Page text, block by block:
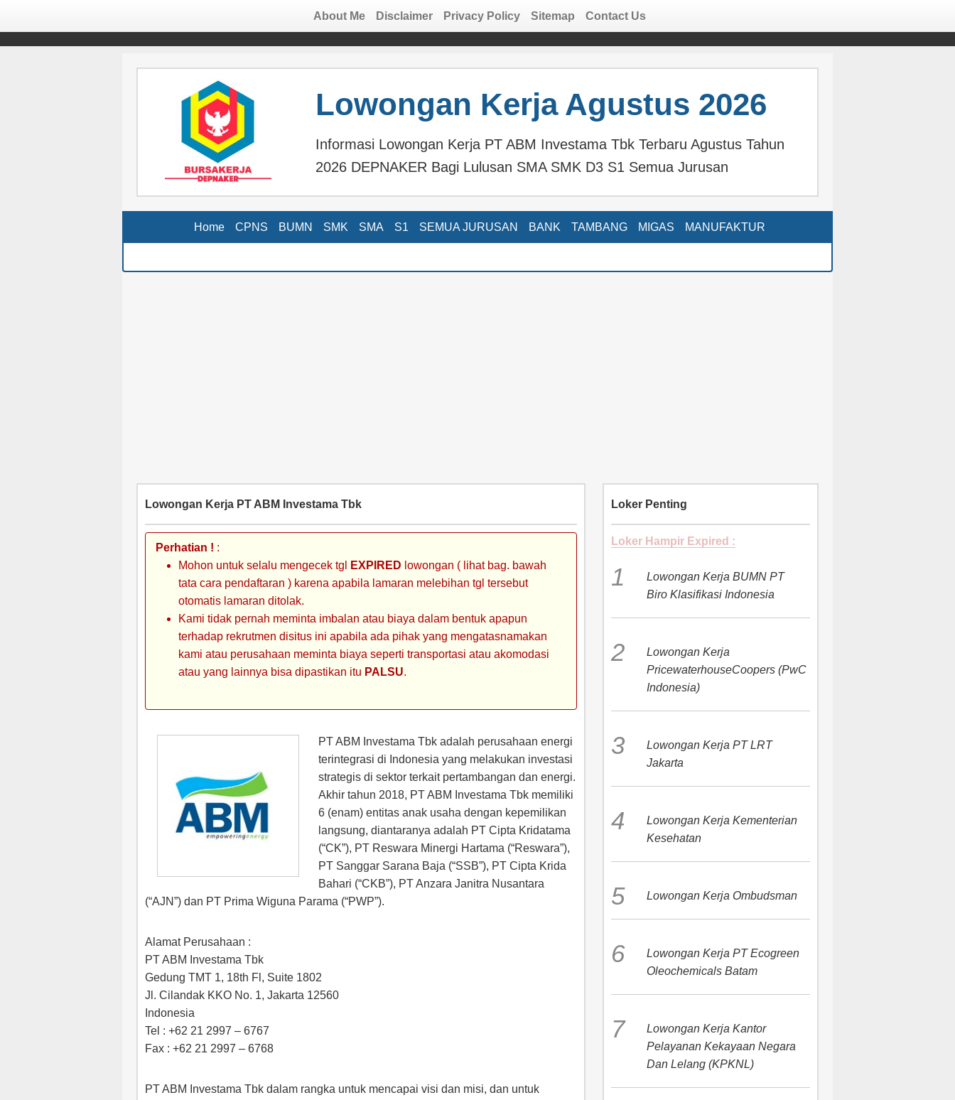
About Me Disclaimer Privacy Policy Sitemap Contact Us
Lowongan Kerja Agustus 2026
Informasi Lowongan Kerja PT ABM Investama Tbk Terbaru Agustus Tahun
2026 DEPNAKER Bagi Lulusan SMA SMK D3 S1 Semua Jurusan
Home CPNS BUMN SMK SMA S1 SEMUA JURUSAN BANK TAMBANG MIGAS MANUFAKTUR
Lowongan Kerja PT ABM Investama Tbk
Perhatian ! :
Mohon untuk selalu mengecek tgl
EXPIRED lowongan ( lihat bag. bawah
tata cara pendaftaran ) karena apabila lamaran melebihan tgl tersebut
otomatis lamaran ditolak.
Kami tidak pernah meminta imbalan atau biaya dalam bentuk apapun
terhadap rekrutmen disitus ini apabila ada pihak yang mengatasnamakan
kami atau perusahaan meminta biaya seperti transportasi atau akomodasi
atau yang lainnya bisa dipastikan itu PALSU.
PT ABM Investama Tbk adalah perusahaan energi
terintegrasi di Indonesia yang melakukan investasi
strategis di sektor terkait pertambangan dan energi.
Akhir tahun 2018, PT ABM Investama Tbk memiliki
6 (enam) entitas anak usaha dengan kepemilikan
langsung, diantaranya adalah PT Cipta Kridatama
(“CK”), PT Reswara Minergi Hartama (“Reswara”),
PT Sanggar Sarana Baja (“SSB”), PT Cipta Krida
Bahari (“CKB”), PT Anzara Janitra Nusantara
(“AJN”) dan PT Prima Wiguna Parama (“PWP”).
Alamat Perusahaan :
PT ABM Investama Tbk
Gedung TMT 1, 18th Fl, Suite 1802
Jl. Cilandak KKO No. 1, Jakarta 12560
Indonesia
Tel : +62 21 2997 – 6767
Fax : +62 21 2997 – 6768
PT ABM Investama Tbk dalam rangka untuk mencapai visi dan misi, dan untuk
Loker Penting
Loker Hampir Expired :
Lowongan Kerja BUMN PT
Biro Klasifikasi Indonesia
Lowongan Kerja
PricewaterhouseCoopers (PwC
Indonesia)
Lowongan Kerja PT LRT
Jakarta
Lowongan Kerja Kementerian
Kesehatan
Lowongan Kerja Ombudsman
Lowongan Kerja PT Ecogreen
Oleochemicals Batam
Lowongan Kerja Kantor
Pelayanan Kekayaan Negara
Dan Lelang (KPKNL)